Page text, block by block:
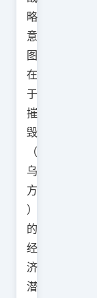
略
意
图
在
于
摧
毁
（
乌
方
）
的
经
济
潜